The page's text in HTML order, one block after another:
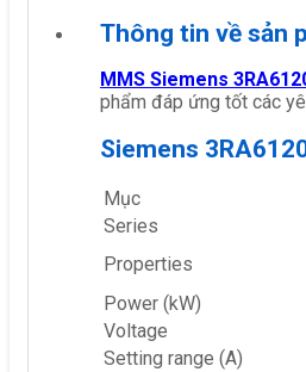
Thông tin về sản
MMS Siemens
phẩm đáp ứng tốt các
Siemens
Mục
Series
Properties
Power (kW)
Voltage
Setting range (A)